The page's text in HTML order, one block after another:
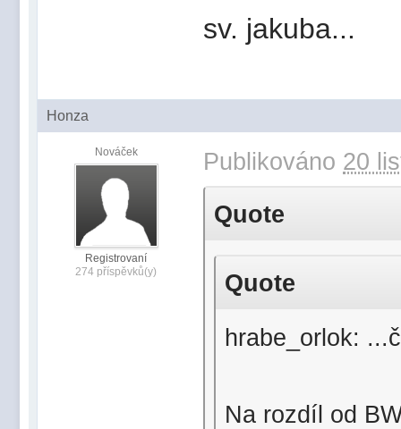
sv. jakuba...
Honza
Nováček
Registrovaní
274 příspěvků(y)
Publikováno 20
Quote
Quote
hrabe_orlok:
Na rozdíl od